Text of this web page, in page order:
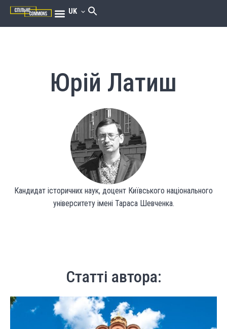
UK
Юрій Латиш
Кандидат історичних наук, доцент Київського національного
університету імені Тараса Шевченка.
Статті автора: